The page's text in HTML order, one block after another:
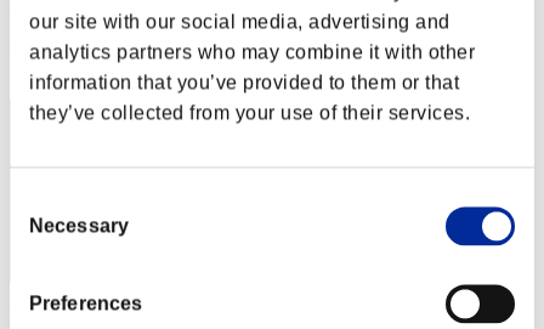
our site with our social media, advertising and
analytics partners who may combine it with other
information that you’ve provided to them or that
they’ve collected from your use of their services.
Selection
Necessary
Preferences
Posizione
Yui